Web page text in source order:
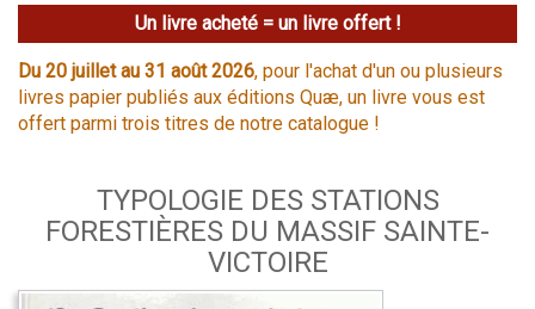
Un livre acheté = un livre offert !
Du 20 juillet au 31 août 2026, pour l'achat d'un ou plusieurs
livres papier publiés aux éditions Quæ, un livre vous est
offert parmi trois titres de notre catalogue !
TYPOLOGIE DES STATIONS
FORESTIÈRES DU MASSIF SAINTE-
VICTOIRE